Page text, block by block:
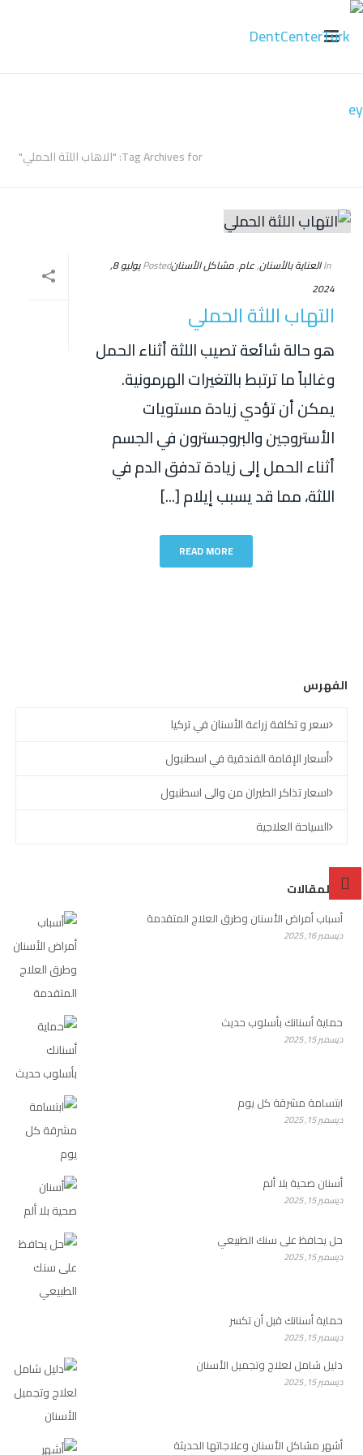
ARCHIVES
Tag Archives for: "الاهاب اللثة الحملي"
Inالعناية بالأسنان,عام,مشاكل الأسنانPosted
يوليو 8,
2024
التهاب اللثة الحملي
هو حالة شائعة تصيب اللثة أثناء الحمل
وغالباً ما ترتبط بالتغيرات الهرمونية.
يمكن أن تؤدي زيادة مستويات
الأستروجين والبروجسترون في الجسم
أثناء الحمل إلى زيادة تدفق الدم في
اللثة، مما قد يسبب إيلام [...]
READ MORE
الفهرس
سعر و تكلفة زراعة الأسنان في تركيا
أسعار الإقامة الفندقية في اسطنبول
اسعار تذاكر الطيران من والى اسطنبول
السياحة العلاجية
آخر المقالات
أسباب أمراض الأسنان وطرق العلاج المتقدمة
ديسمبر 16, 2025
حماية أسنانك بأسلوب حديث
ديسمبر 15, 2025
ابتسامة مشرقة كل يوم
ديسمبر 15, 2025
أسنان صحية بلا ألم
ديسمبر 15, 2025
حل يحافظ على سنك الطبيعي
ديسمبر 15, 2025
حماية أسنانك قبل أن تكسر
ديسمبر 15, 2025
دليل شامل لعلاج وتجميل الأسنان
ديسمبر 15, 2025
أشهر مشاكل الأسنان وعلاجاتها الحديثة